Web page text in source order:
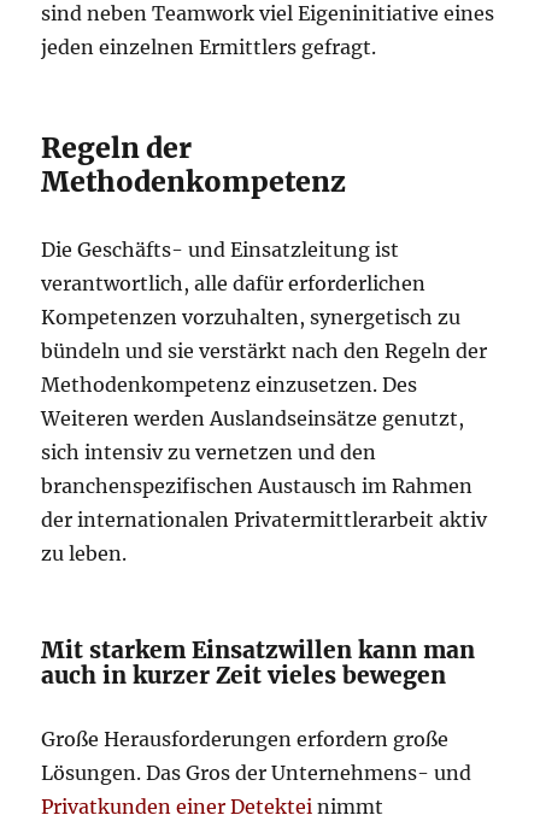
sind neben Teamwork viel Eigeninitiative eines
jeden einzelnen Ermittlers gefragt.
Regeln der
Methodenkompetenz
Die Geschäfts- und Einsatzleitung ist
verantwortlich, alle dafür erforderlichen
Kompetenzen vorzuhalten, synergetisch zu
bündeln und sie verstärkt nach den Regeln der
Methodenkompetenz einzusetzen. Des
Weiteren werden Auslandseinsätze genutzt,
sich intensiv zu vernetzen und den
branchenspezifischen Austausch im Rahmen
der internationalen Privatermittlerarbeit aktiv
zu leben.
Mit starkem Einsatzwillen kann man
auch in kurzer Zeit vieles bewegen
Große Herausforderungen erfordern große
Lösungen. Das Gros der Unternehmens- und
Privatkunden einer Detektei nimmt